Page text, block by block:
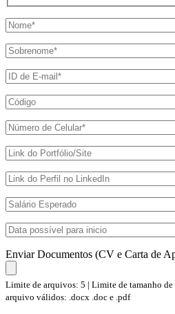
Enviar Documentos (CV e Carta de
Limite de arquivos: 5 | Limite de tamanho
arquivo válidos: .docx .doc e .pdf